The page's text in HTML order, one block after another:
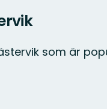
som är